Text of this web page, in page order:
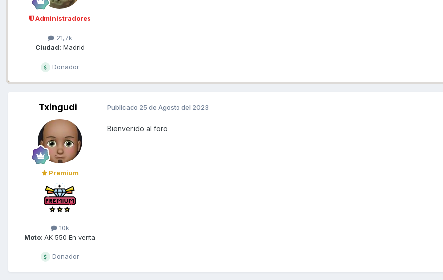
Administradores
21,7k
Ciudad: Madrid
Donador
Txingudi
Premium
10k
Moto: AK 550 En venta
Donador
Publicado 25 de Agosto del 2023
Bienvenido al foro